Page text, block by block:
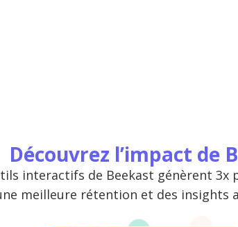
Découvrez l’impact de
interactifs de Beekast génèrent 3x
meilleure rétention et des insights